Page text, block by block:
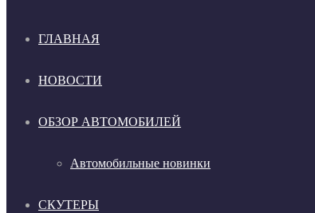
ГЛАВНАЯ
НОВОСТИ
ОБЗОР АВТОМОБИЛЕЙ
Автомобильные новинки
СКУТЕРЫ